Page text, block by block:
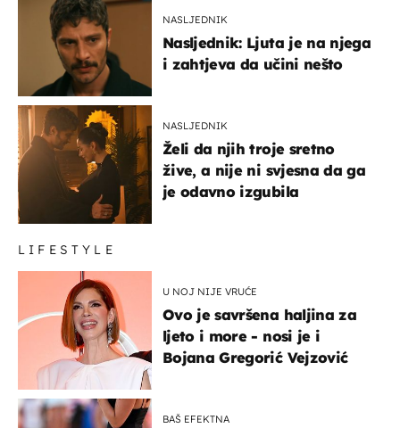
NASLJEDNIK
Nasljednik: Ljuta je na njega
i zahtjeva da učini nešto
NASLJEDNIK
Želi da njih troje sretno
žive, a nije ni svjesna da ga
je odavno izgubila
LIFESTYLE
U NOJ NIJE VRUĆE
Ovo je savršena haljina za
ljeto i more - nosi je i
Bojana Gregorić Vejzović
BAŠ EFEKTNA